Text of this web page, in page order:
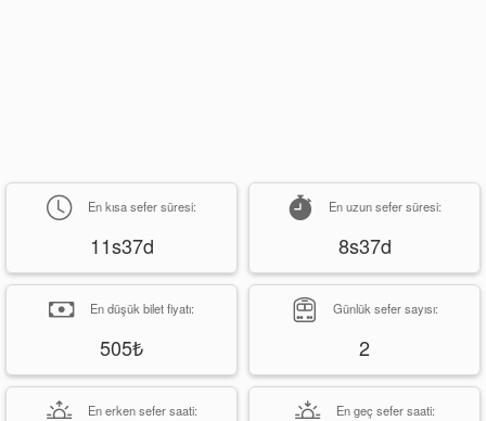
En kısa sefer süresi:
11s37d
En uzun sefer süresi:
8s37d
En düşük bilet fiyatı:
505₺
Günlük sefer sayısı:
2
En erken sefer saati: En geç sefer saati: